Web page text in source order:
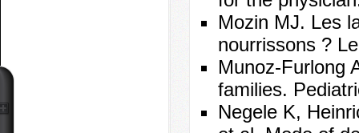
Mozin MJ. Les
nourrissons ?
Munoz-Furlong
families.
Negele K,